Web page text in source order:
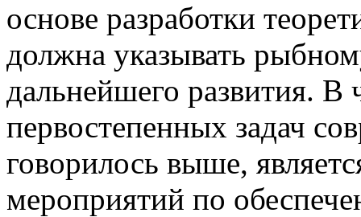
основе разработки
должна указывать
дальнейшего развития. В
первостепенных задач
говорилось выше,
мероприятий по